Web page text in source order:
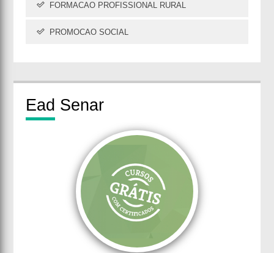
FORMACAO PROFISSIONAL RURAL
PROMOCAO SOCIAL
Ead Senar